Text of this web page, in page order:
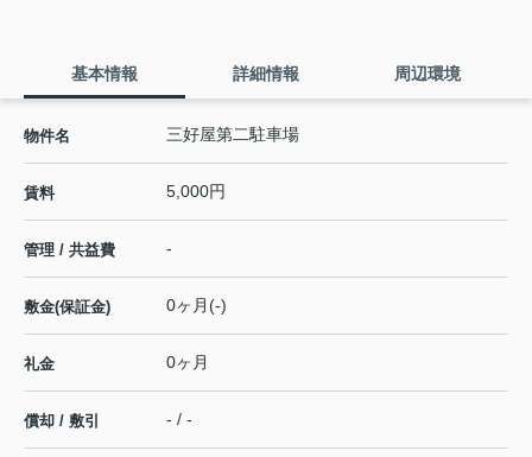
基本情報 詳細情報 周辺環境
物件名 三好屋第二駐車場
賃料 5,000円
管理 / 共益費 -
敷金(保証金) 0ヶ月(-)
礼金 0ヶ月
償却 / 敷引 - / -